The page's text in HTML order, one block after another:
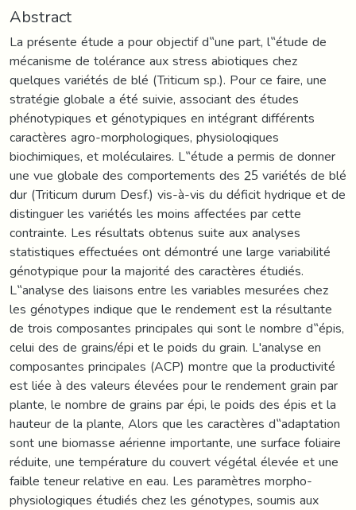
Abstract
La présente étude a pour objectif d‟une part, l‟étude de
mécanisme de tolérance aux stress abiotiques chez
quelques variétés de blé (Triticum sp.). Pour ce faire, une
stratégie globale a été suivie, associant des études
phénotypiques et génotypiques en intégrant différents
caractères agro-morphologiques, physioloqiques
biochimiques, et moléculaires. L‟étude a permis de donner
une vue globale des comportements des 25 variétés de blé
dur (Triticum durum Desf.) vis-à-vis du déficit hydrique et de
distinguer les variétés les moins affectées par cette
contrainte. Les résultats obtenus suite aux analyses
statistiques effectuées ont démontré une large variabilité
génotypique pour la majorité des caractères étudiés.
L‟analyse des liaisons entre les variables mesurées chez
les génotypes indique que le rendement est la résultante
de trois composantes principales qui sont le nombre d‟épis,
celui des de grains/épi et le poids du grain. L'analyse en
composantes principales (ACP) montre que la productivité
est liée à des valeurs élevées pour le rendement grain par
plante, le nombre de grains par épi, le poids des épis et la
hauteur de la plante, Alors que les caractères d‟adaptation
sont une biomasse aérienne importante, une surface foliaire
réduite, une température du couvert végétal élevée et une
faible teneur relative en eau. Les paramètres morpho-
physiologiques étudiés chez les génotypes, soumis aux